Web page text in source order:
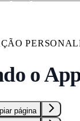
o
página